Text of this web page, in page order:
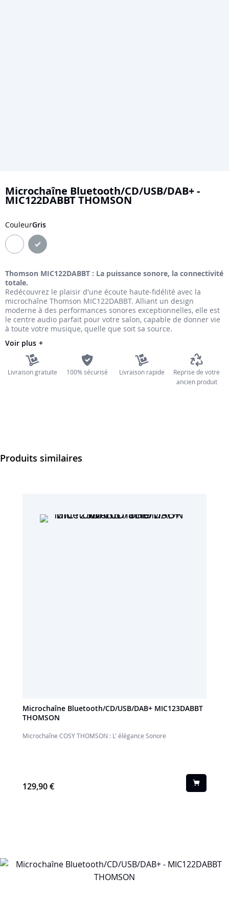
to
the
of
the
images
Microchaîne Bluetooth/CD/USB/DAB+ -
MIC122DABBT THOMSON
CouleurGris
Thomson MIC122DABBT : La puissance sonore, la connectivité
totale.
Redécouvrez le plaisir d'une écoute haute-fidélité avec la
microchaîne Thomson MIC122DABBT. Alliant un design
moderne à des performances sonores exceptionnelles, elle est
le centre audio parfait pour votre salon, capable de donner vie
à toute votre musique, quelle que soit sa source.
Voir plus
Livraison gratuite 100% sécurisé Livraison rapide
Reprise de votre
ancien produit
Produits similaires
Microchaîne Bluetooth/CD/USB/DAB+ MIC123DABBT
THOMSON
Microchaîne COSY THOMSON : L' élégance Sonore
129,90 €